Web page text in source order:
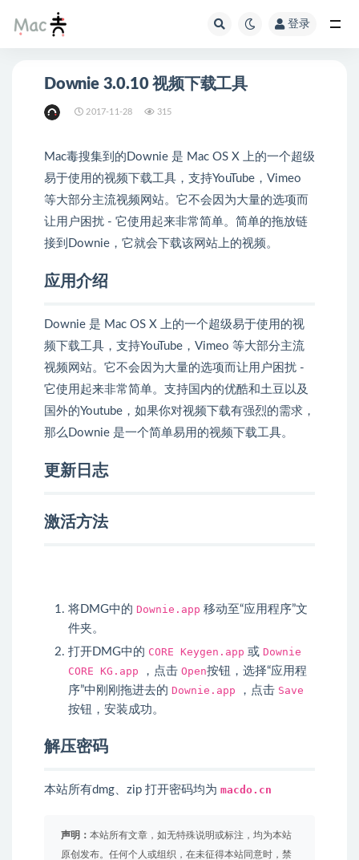
登录
Downie 3.0.10 视频下载工具
2017-11-28 315
Mac毒搜集到的Downie 是 Mac OS X 上的一个超级
易于使用的视频下载工具，支持YouTube，Vimeo
等大部分主流视频网站。它不会因为大量的选项而
让用户困扰 - 它使用起来非常简单。简单的拖放链
接到Downie，它就会下载该网站上的视频。
应用介绍
Downie 是 Mac OS X 上的一个超级易于使用的视
频下载工具，支持YouTube，Vimeo 等大部分主流
视频网站。它不会因为大量的选项而让用户困扰 -
它使用起来非常简单。支持国内的优酷和土豆以及
国外的Youtube，如果你对视频下载有强烈的需求，
那么Downie 是一个简单易用的视频下载工具。
更新日志
激活方法
将DMG中的 Downie.app 移动至“应用程序”文
件夹。
打开DMG中的 CORE Keygen.app 或 Downie
CORE KG.app ，点击 Open按钮，选择“应用程
序”中刚刚拖进去的 Downie.app ，点击 Save
按钮，安装成功。
解压密码
本站所有dmg、zip 打开密码均为 macdo.cn
声明： 本站所有文章，如无特殊说明或标注，均为本站
原创发布。任何个人或组织，在未征得本站同意时，禁